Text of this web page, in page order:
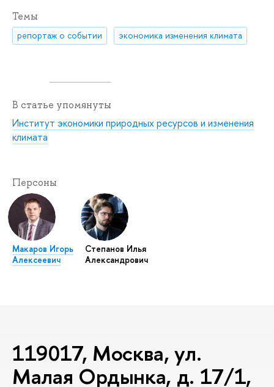
Темы
репортаж о событии экономика изменения климата
В статье упомянуты
Институт экономики природных ресурсов и изменения
климата
Персоны
Макаров Игорь
Алексеевич
Степанов Илья
Александрович
119017, Москва, ул.
Малая Ордынка, д. 17/1,